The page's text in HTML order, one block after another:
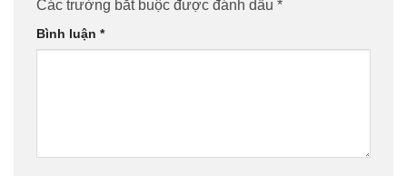
Các trường bắt buộc được đánh dấu *
Bình luận *